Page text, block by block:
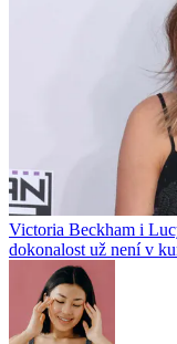
Victoria Beckham i
dokonalost už není v